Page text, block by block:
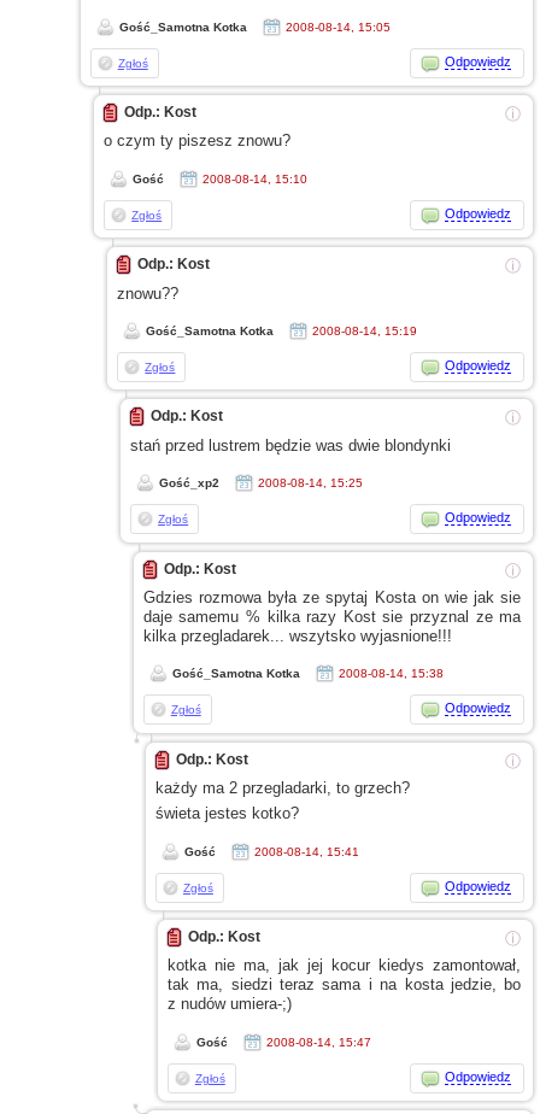
Gość_Samotna Kotka 2008-08-14, 15:05
Zgłoś Odpowiedz
ⓘ
Odp.: Kost
o czym ty piszesz znowu?
Gość 2008-08-14, 15:10
Zgłoś Odpowiedz
ⓘ
Odp.: Kost
znowu??
Gość_Samotna Kotka 2008-08-14, 15:19
Zgłoś Odpowiedz
ⓘ
Odp.: Kost
stań przed lustrem będzie was dwie blondynki
Gość_xp2 2008-08-14, 15:25
Zgłoś Odpowiedz
ⓘ
Odp.: Kost
Gdzies rozmowa byłaze spytaj Kosta on wie jak sie
daje samemu % kilka razy Kost sie przyznal ze ma
kilka przegladarek... wszytsko wyjasnione!!!
Gość_Samotna Kotka 2008-08-14, 15:38
Zgłoś Odpowiedz
ⓘ
Odp.: Kost
każdy ma 2 przegladarki, to grzech?
świeta jestes kotko?
Gość 2008-08-14, 15:41
Zgłoś Odpowiedz
ⓘ
Odp.: Kost
kotka nie ma, jak jej kocur kiedys zamontował,
tak ma, siedzi teraz sama i nakosta jedzie, bo
z nudówumiera-;)
Gość 2008-08-14, 15:47
Zgłoś Odpowiedz